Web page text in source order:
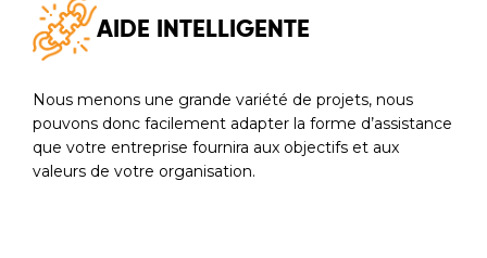
AIDE INTELLIGENTE
Nous menons une grande variété de projets, nous
pouvons donc facilement adapter la forme d’assistance
que votre entreprise fournira aux objectifs et aux
valeurs de votre organisation.